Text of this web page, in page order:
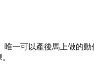
一可以產後馬上做的